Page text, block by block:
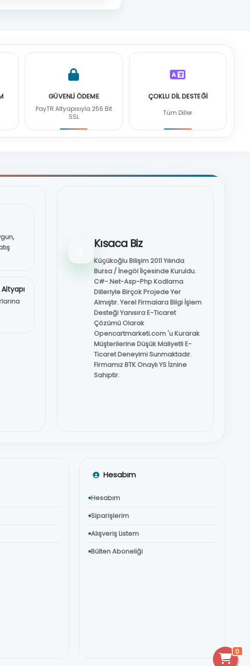
0
GÜVENLİ ÖDEME
PayTR Altyapısıyla 256 Bit
SSL
ÇOKLU DİL DESTEĞİ
Tüm Diller
Kısaca Biz
Küçükoğlu Bilişim 2011 Yılında
Bursa / İnegöl İlçesinde Kuruldu.
C#-.Net-Asp-Php Kodlama
Dilleriyle Birçok Projede Yer
Almıştır. Yerel Firmalara Bilgi İşlem
Desteği Yanısıra E-Ticaret
Çözümü Olarak
Opencartmarketi.com 'u Kurarak
Müşterilerine Düşük Maliyetli E-
Ticaret Deneyimi Sunmaktadır.
Firmamız BTK Onaylı YS İznine
Sahiptir.
Hesabım
Hesabım
Siparişlerim
Alışveriş Listem
Bülten Aboneliği